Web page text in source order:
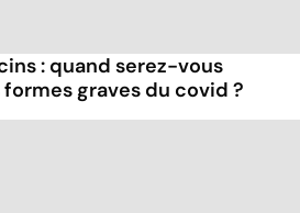
: quand serez-vous
graves du covid ?